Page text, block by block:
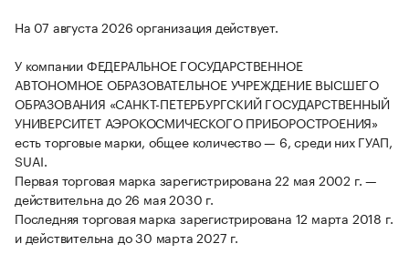
На 07 августа 2026 организация действует.
У компании ФЕДЕРАЛЬНОЕ ГОСУДАРСТВЕННОЕ
АВТОНОМНОЕ ОБРАЗОВАТЕЛЬНОЕ УЧРЕЖДЕНИЕ ВЫСШЕГО
ОБРАЗОВАНИЯ «САНКТ-ПЕТЕРБУРГСКИЙ ГОСУДАРСТВЕННЫЙ
УНИВЕРСИТЕТ АЭРОКОСМИЧЕСКОГО ПРИБОРОСТРОЕНИЯ»
есть торговые марки, общее количество — 6, среди них ГУАП,
SUAI.
Первая торговая марка зарегистрирована 22 мая 2002 г. —
действительна до 26 мая 2030 г.
Последняя торговая марка зарегистрирована 12 марта 2018 г.
и действительна до 30 марта 2027 г.